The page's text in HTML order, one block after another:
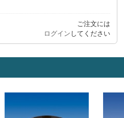
ご注文には
ログイン してください